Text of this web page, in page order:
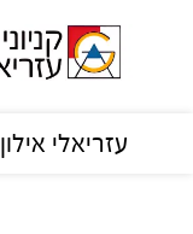
עזריאלי אילון